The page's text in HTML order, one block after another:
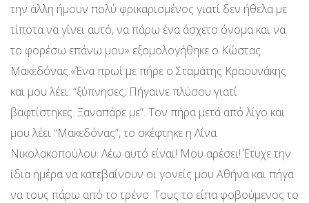
την άλλη ήμουν πολύ φρικαρισμένος γιατί δεν ήθελα με
τίποτα να γίνει αυτό, να πάρω ένα άσχετο όνομα και να
το φορέσω επάνω μου» εξομολογήθηκε ο Κώστας
Μακεδόνας.«Ένα πρωί με πήρε ο Σταμάτης Κραουνάκης
και μου λέει: “ξύπνησες; Πήγαινε πλύσου γιατί
βαφτίστηκες. Ξαναπάρε με”. Τον πήρα μετά από λίγο και
μου λέει “Μακεδόνας”, το σκέφτηκε η Λίνα
Νικολακοπούλου. Λέω αυτό είναι! Μου αρέσει! Έτυχε την
ίδια ημέρα να κατεβαίνουν οι γονείς μου Αθήνα και πήγα
να τους πάρω από το τρένο. Τους το είπα φοβούμενος το